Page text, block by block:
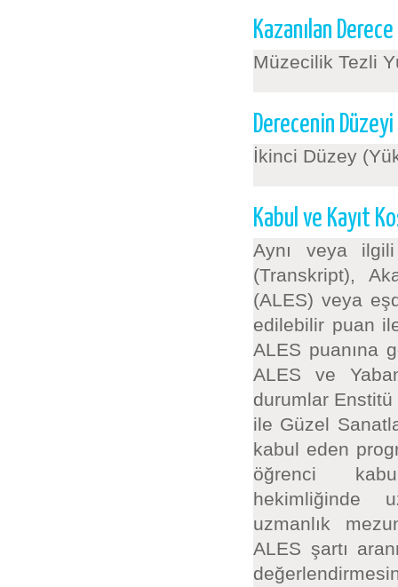
Kazanılan Derece
Müzecilik Tezli
Derecenin Düzeyi
İkinci Düzey
Kabul ve Kayıt
Aynı veya
(Transkript),
(ALES) veya
edilebilir puan
ALES puanına
ALES ve
durumlar Enstitü
ile Güzel
kabul eden
öğrenci
hekimliğinde
uzmanlık
ALES şartı